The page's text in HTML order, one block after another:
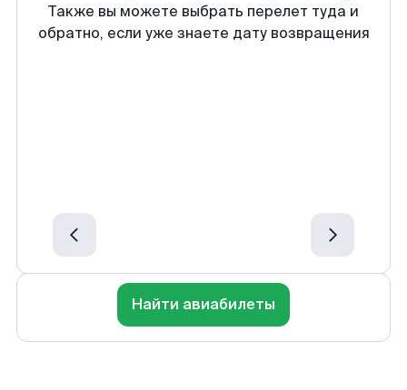
Также вы можете выбрать перелет туда и
обратно, если уже знаете дату возвращения
Найти авиабилеты